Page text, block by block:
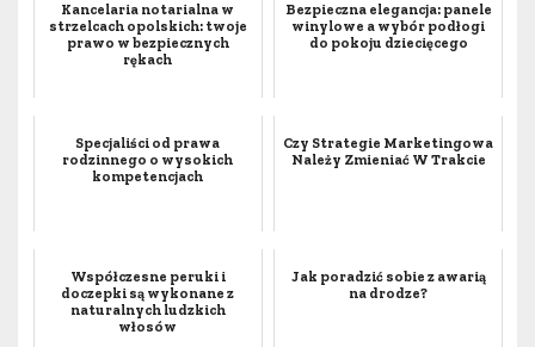
Kancelaria notarialna w
strzelcach opolskich: twoje
prawo w bezpiecznych
rękach
Bezpieczna elegancja: panele
winylowe a wybór podłogi
do pokoju dziecięcego
Specjaliści od prawa
rodzinnego o wysokich
kompetencjach
Czy Strategie Marketingowa
Należy Zmieniać W Trakcie
Współczesne peruki i
doczepki są wykonane z
naturalnych ludzkich
włosów
Jak poradzić sobie z awarią
na drodze?